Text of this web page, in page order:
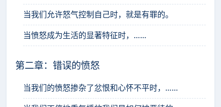
当我们允许怒气控制自己时，就是有罪的。
当愤怒成为生活的显著特征时，……
第二章：错误的愤怒
当我们的愤怒掺杂了忿恨和心怀不平时，……